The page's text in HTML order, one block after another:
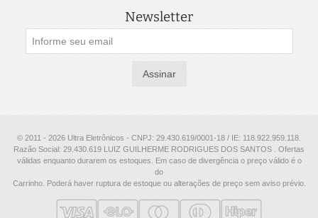
Newsletter
Assinar
© 2011 - 2026 Ultra Eletrônicos - CNPJ: 29.430.619/0001-18 / IE: 118.922.959.118.
Razão Social: 29.430.619 LUIZ GUILHERME RODRIGUES DOS SANTOS . Ofertas
válidas enquanto durarem os estoques. Em caso de divergência o preço válido é o
do
Carrinho. Poderá haver ruptura de estoque ou alterações de preço sem aviso prévio.